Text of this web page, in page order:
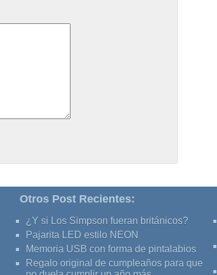
Otros Post Recientes:
¿Y si Los Simpson fueran británicos?
Pajarita LED estilo NEON
Memoria USB con forma de pintalabios
Regalo original de cumpleaños para que